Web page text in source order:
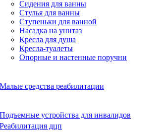
Сидения для ванны
Стулья для ванны
Ступеньки для ванной
Насадка на унитаз
Кресла для душа
Кресла-туалеты
Опорные и настенные поручни
Малые средства реабилитации
Подъемные устройства для инвалидов
Реабилитация дцп